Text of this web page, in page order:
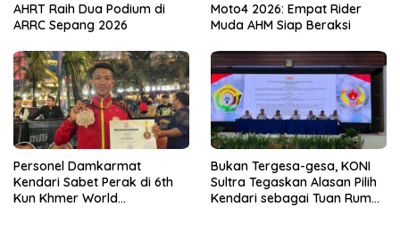
AHRT Raih Dua Podium di
ARRC Sepang 2026
Moto4 2026: Empat Rider
Muda AHM Siap Beraksi
Personel Damkarmat
Kendari Sabet Perak di 6th
Kun Khmer World
Bukan Tergesa-gesa, KONI
Sultra Tegaskan Alasan Pilih
Kendari sebagai Tuan Rumah